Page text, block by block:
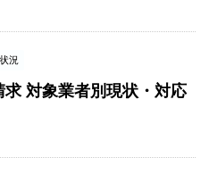
況
求 対象業者別現状・対応